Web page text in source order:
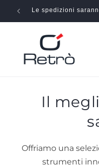
direttamente
ai contenuti
Le spedizioni
Il
Offriamo una
strumenti